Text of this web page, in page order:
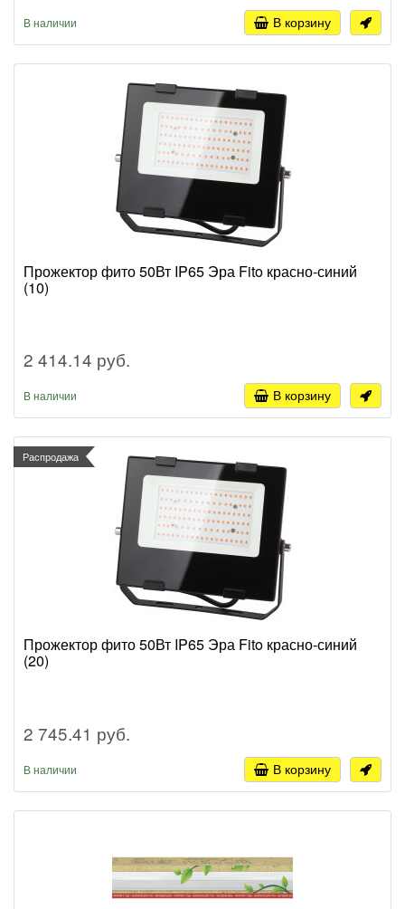
В наличии В корзину
Прожектор фито 50Вт IP65 Эра Fito красно-синий
(10)
2 414.14 руб.
В наличии В корзину
Распродажа
Прожектор фито 50Вт IP65 Эра Fito красно-синий
(20)
2 745.41 руб.
В наличии В корзину